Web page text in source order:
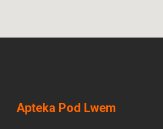
Apteka Pod Lwem